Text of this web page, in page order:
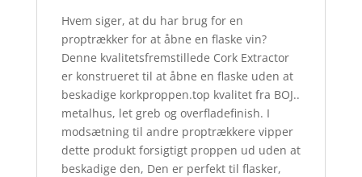
Hvem siger, at du har brug for en
proptrækker for at åbne en flaske vin?
Denne kvalitetsfremstillede Cork Extractor
er konstrueret til at åbne en flaske uden at
beskadige korkproppen.top kvalitet fra BOJ..
metalhus, let greb og overfladefinish. I
modsætning til andre proptrækkere vipper
dette produkt forsigtigt proppen ud uden at
beskadige den, Den er perfekt til flasker,